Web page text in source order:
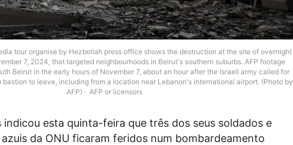
tour organise by Hezbollah press office shows the destruction at the site of overnight
7, 2024, that targeted neighbourhoods in Beirut's southern suburbs. AFP footage
Beirut in the early hours of November 7, about an hour after the Israeli army called for
to leave, including from a location near Lebanon's international airport. (Photo by
AFP)
AFP or licensors
indicou esta quinta-feira que três dos seus soldados e
da ONU ficaram feridos num bombardeamento